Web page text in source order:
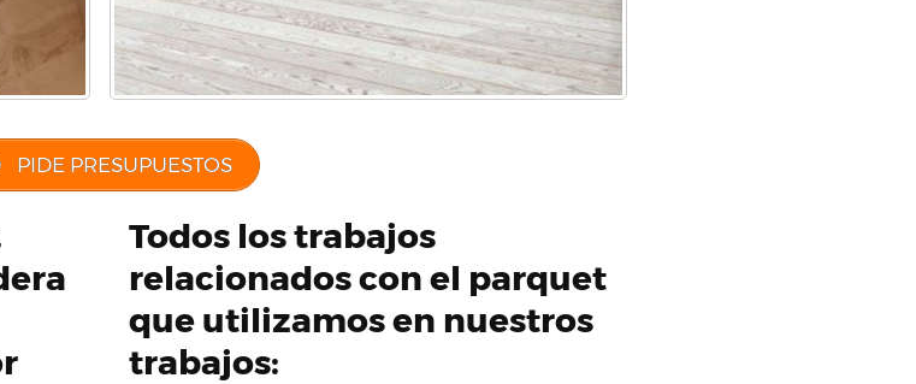
PIDE PRESUPUESTOS
Todos los trabajos
relacionados con el parquet
que utilizamos en nuestros
trabajos: